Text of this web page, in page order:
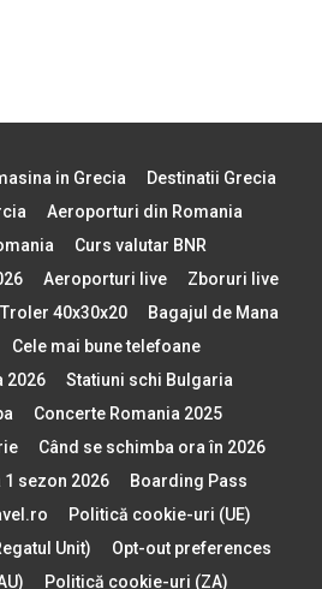
in Grecia
Destinatii Grecia
Aeroporturi din Romania
Curs valutar BNR
Aeroporturi live
Zboruri live
Troler 40x30x20
Bagajul de Mana
Cele mai bune telefoane
2026
Statiuni schi Bulgaria
Concerte Romania 2025
Când se schimba ora în 2026
sezon 2026
Boarding Pass
Politică cookie-uri (UE)
Unit)
Opt-out preferences
Politică cookie-uri (ZA)